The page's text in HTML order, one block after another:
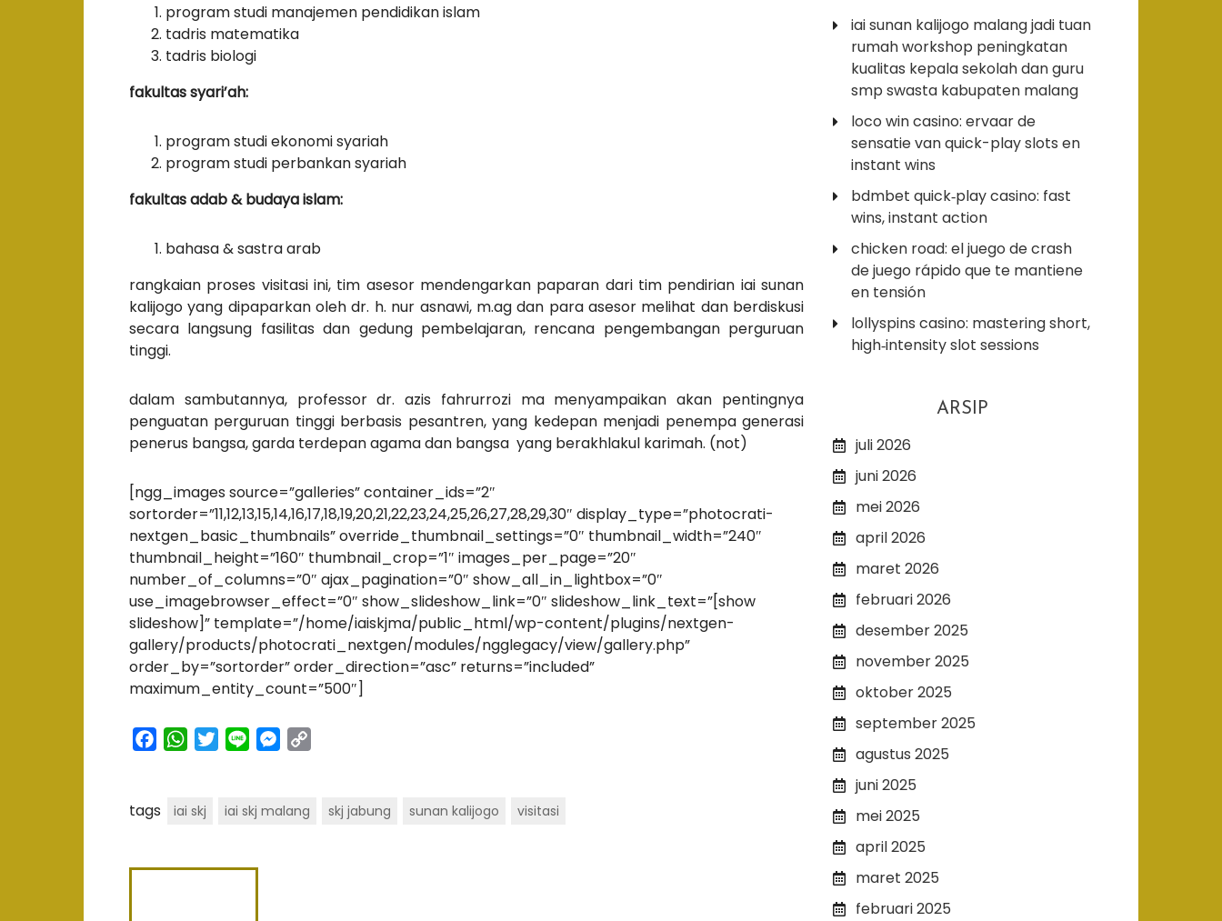
program studi manajemen pendidikan islam
tadris matematika
tadris biologi
fakultas syari’ah:
program studi ekonomi syariah
program studi perbankan syariah
fakultas adab & budaya islam:
bahasa & sastra arab
rangkaian proses visitasi ini, tim asesor mendengarkan paparan dari tim pendirian iai sunan
kalijogo yang dipaparkan oleh dr. h. nur asnawi, m.ag dan para asesor melihat dan berdiskusi
secara langsung fasilitas dan gedung pembelajaran, rencana pengembangan perguruan
tinggi.
dalam sambutannya, professor dr. azis fahrurrozi ma menyampaikan akan pentingnya
penguatan perguruan tinggi berbasis pesantren, yang kedepan menjadi penempa generasi
penerus bangsa, garda terdepan agama dan bangsa yang berakhlakul karimah. (not)
[ngg_images source=”galleries” container_ids=”2″
sortorder=”11,12,13,15,14,16,17,18,19,20,21,22,23,24,25,26,27,28,29,30″ display_type=”photocrati-
nextgen_basic_thumbnails” override_thumbnail_settings=”0″ thumbnail_width=”240″
thumbnail_height=”160″ thumbnail_crop=”1″ images_per_page=”20″
number_of_columns=”0″ ajax_pagination=”0″ show_all_in_lightbox=”0″
use_imagebrowser_effect=”0″ show_slideshow_link=”0″ slideshow_link_text=”[show
slideshow]” template=”/home/iaiskjma/public_html/wp-content/plugins/nextgen-
gallery/products/photocrati_nextgen/modules/ngglegacy/view/gallery.php”
order_by=”sortorder” order_direction=”asc” returns=”included”
maximum_entity_count=”500″]
facebookwhatsapptwitterline messenger
tags iai skj iai skj malang skj jabung sunan kalijogo visitasi
iai sunan kalijogo malang jadi tuan
rumah workshop peningkatan
kualitas kepala sekolah dan guru
smp swasta kabupaten malang
loco win casino: ervaar de
sensatie van quick-play slots en
instant wins
bdmbet quick‑play casino: fast
wins, instant action
chicken road: el juego de crash
de juego rápido que te mantiene
en tensión
lollyspins casino: mastering short,
high‑intensity slot sessions
ARSIP
juli 2026
juni 2026
mei 2026
april 2026
maret 2026
februari 2026
desember 2025
november 2025
oktober 2025
september 2025
agustus 2025
juni 2025
mei 2025
april 2025
maret 2025
februari 2025